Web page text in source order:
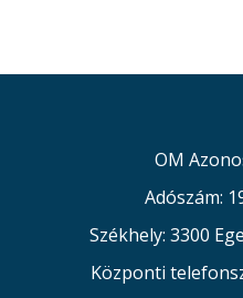
OM
Adószám:
Székhely: 3300
Központi